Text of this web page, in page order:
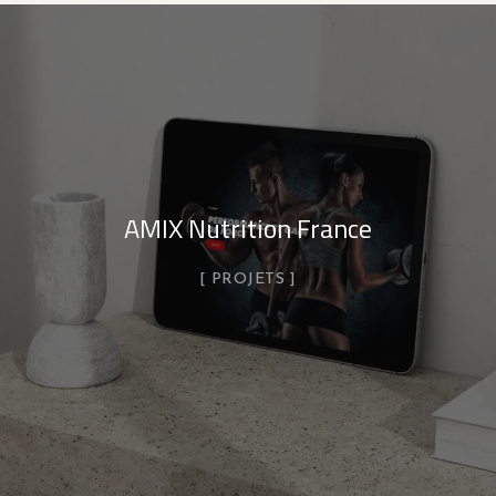
AMIX Nutrition France
PROJETS